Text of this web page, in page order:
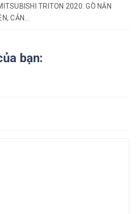
TRITON 2020: GÒ NẮN
CẢN...
bạn: